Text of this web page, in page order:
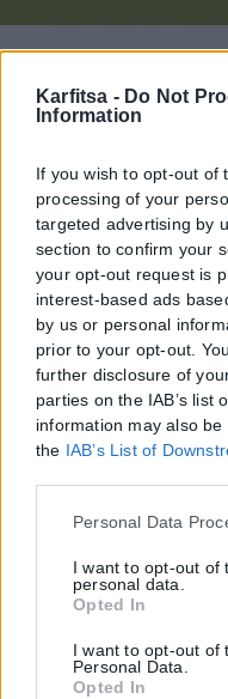
Karfitsa - Do Not
Information
If you wish to opt-out of
processing of your
targeted advertising by
section to confirm your
your opt-out request is
interest-based ads
by us or personal
prior to your opt-out.
further disclosure of
parties on the IAB’s list
information may also
the IAB’s List of
Please note that this
but not limited to your
click to grant or deny
tags to use your data
Google consent section.
Personal Data
I want to opt-out of
personal data.
Opted In
I want to opt-out of
Personal Data.
Opted In